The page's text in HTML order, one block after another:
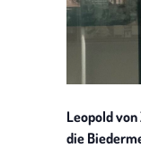
Leopold
die